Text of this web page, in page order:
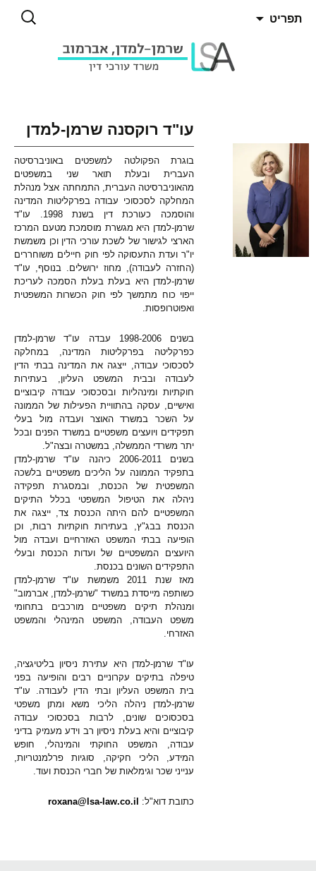
תפריט
חיפוש:
עו"ד רוקסנה שרמן-למדן
בוגרת הפקולטה למשפטים באוניברסיטה
העברית ובעלת תואר שני במשפטים
מהאוניברסיטה העברית, התמחתה אצל מנהלת
המחלקה לסכסוכי עבודה בפרקליטות המדינה
והוסמכה כעורכת דין בשנת 1998. עו"ד
שרמן-למדן היא מגשרת מוסמכת מטעם המרכז
הארצי לגישור של לשכת עורכי הדין וכן משמשת
יו"ר ועדת התעסוקה לפי חוק חיילים משוחררים
(החזרה לעבודה), מחוז ירושלים. בנוסף, עו"ד
שרמן-למדן היא בעלת בעלת הסמכה לעריכת
ייפוי כוח מתמשך לפי חוק הכשרות המשפטית
ואפוטרופסות.
בשנים 1998-2006 עבדה עו"ד שרמן-למדן
כפרקליטה בפרקליטות המדינה, במחלקה
לסכסוכי עבודה, ייצגה את המדינה בבתי הדין
לעבודה ובבית המשפט העליון, בעתירות
חוקתיות ומינהליות ובסכסוכי עבודה קיבוציים
ואישיים, עסקה בהתוויית הפעילות של הממונה
על השכר במשרד האוצר ועבדה מול בעלי
תפקידים ויועצים משפטיים במשרד הפנים ובכל
יתר משרדי הממשלה, במשטרה ובצה"ל.
בשנים 2006-2011 כיהנה עו"ד שרמן-למדן
בתפקיד הממונה על הליכים משפטיים בלשכה
המשפטית של הכנסת, ובמסגרת תפקידה
ניהלה את הטיפול המשפטי בכלל התיקים
המשפטיים להם היתה הכנסת צד, ייצגה את
הכנסת בבג"ץ, בעתירות חוקתיות רבות, וכן
הופיעה בבתי המשפט האזרחיים ועבדה מול
היועצים המשפטיים של ועדות הכנסת ובעלי
התפקידים השונים בכנסת.
מאז שנת 2011 משמשת עו"ד שרמן-למדן
כשותפה מייסדת במשרד "שרמן-למדן, אברמוב"
ומנהלת תיקים משפטיים מורכבים בתחומי
משפט העבודה, המשפט המינהלי והמשפט
האזרחי.
עו"ד שרמן-למדן היא עתירת ניסיון בליטיגציה,
טיפלה בתיקים עקרוניים רבים והופיעה בפני
בית המשפט העליון ובתי הדין לעבודה. עו"ד
שרמן-למדן ניהלה הליכי משא ומתן משפטי
בסכסוכים שונים, לרבות בסכסוכי עבודה
קיבוציים והיא בעלת ניסיון רב וידע מעמיק בדיני
עבודה, המשפט החוקתי והמינהלי, חופש
המידע, הליכי חקיקה, סוגיות פרלמנטריות,
ענייני שכר וגימלאות של חברי הכנסת ועוד.
כתובת דוא"ל:roxana@lsa-law.co.il